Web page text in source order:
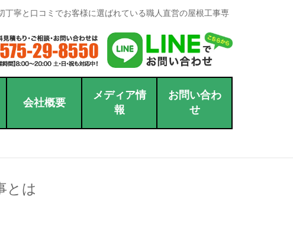
寧と口コミでお客様に選ばれている職人直営の屋根工事専
会社概要
メディア情
報
お問い合わ
せ
とは